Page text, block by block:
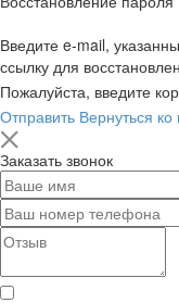
Введите e-mail,
ссылку для
Пожалуйста, введите
Отправить Вернуться ко
Заказать звонок